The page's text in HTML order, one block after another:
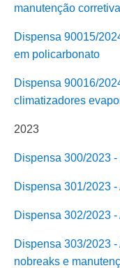
manutenção
Dispensa 90015/
em policarbonato
Dispensa 90016/
climatizadores
2023
Dispensa 300/2023
Dispensa 301/2023
Dispensa 302/2023
Dispensa 303/2023
nobreaks e